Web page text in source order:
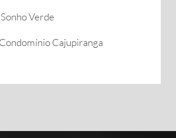
Verde
Cajupiranga